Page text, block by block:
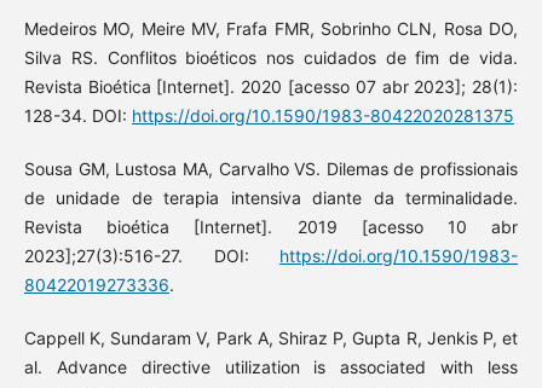
Medeiros MO, Meire MV, Frafa FMR, Sobrinho CLN, Rosa DO,
Silva RS. Conflitos bioéticos nos cuidados de fim de vida.
Revista Bioética [Internet]. 2020 [acesso 07 abr 2023]; 28(1):
128-34. DOI: https://doi.org/10.1590/1983-80422020281375
Sousa GM, Lustosa MA, Carvalho VS. Dilemas de profissionais
de unidade de terapia intensiva diante da terminalidade.
Revista bioética [Internet]. 2019 [acesso 10 abr
2023];27(3):516-27. DOI: https://doi.org/10.1590/1983-
80422019273336.
Cappell K, Sundaram V, Park A, Shiraz P, Gupta R, Jenkis P, et
al. Advance directive utilization is associated with less